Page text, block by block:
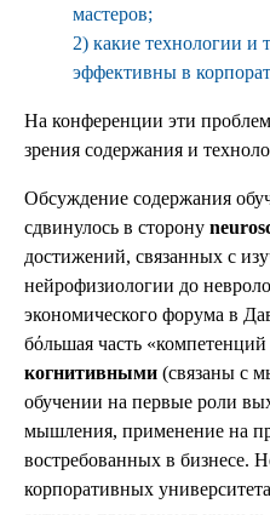
мастеров;
2) какие технологии и
эффективны в
На конференции эти
зрения содержания и
Обсуждение содержания
сдвинулось в сторону
достижений, связанных с
нейрофизиологии до
экономического форума в
бόльшая часть
когнитивными (связаны с
обучении на первые роли
мышления, применение на
востребованных в бизнесе.
корпоративных